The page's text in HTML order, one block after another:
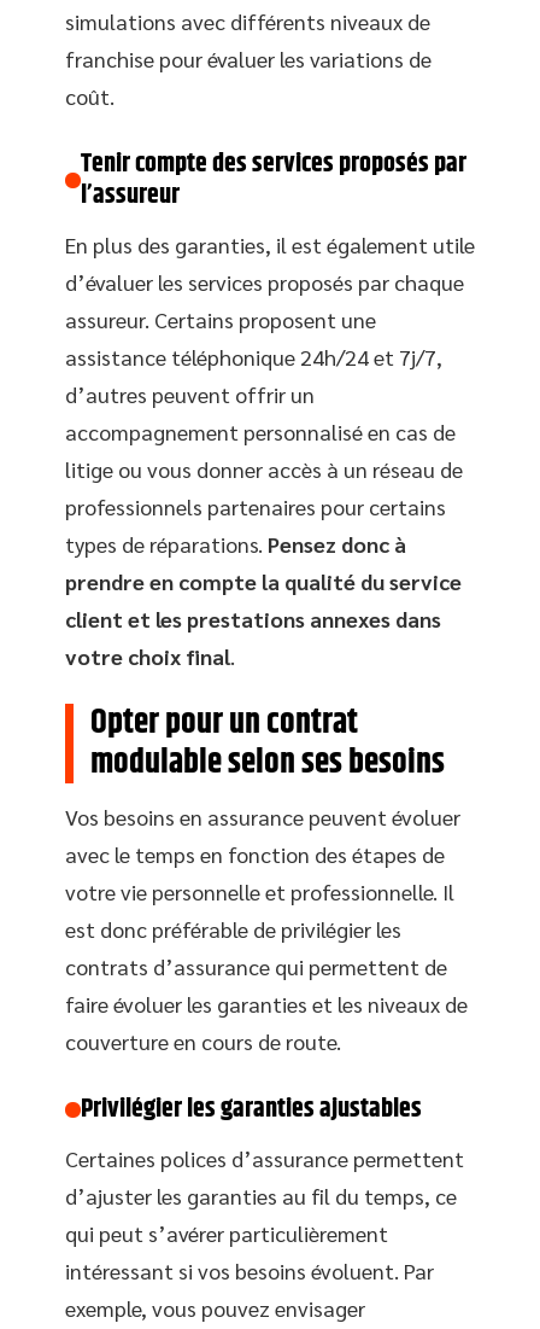
simulations avec différents niveaux de
franchise pour évaluer les variations de
coût.
Tenir compte des services proposés par
l’assureur
En plus des garanties, il est également utile
d’évaluer les services proposés par chaque
assureur. Certains proposent une
assistance téléphonique 24h/24 et 7j/7,
d’autres peuvent offrir un
accompagnement personnalisé en cas de
litige ou vous donner accès à un réseau de
professionnels partenaires pour certains
types de réparations. Pensez donc à
prendre en compte la qualité du service
client et les prestations annexes dans
votre choix final.
Opter pour un contrat
modulable selon ses besoins
Vos besoins en assurance peuvent évoluer
avec le temps en fonction des étapes de
votre vie personnelle et professionnelle. Il
est donc préférable de privilégier les
contrats d’assurance qui permettent de
faire évoluer les garanties et les niveaux de
couverture en cours de route.
Privilégier les garanties ajustables
Certaines polices d’assurance permettent
d’ajuster les garanties au fil du temps, ce
qui peut s’avérer particulièrement
intéressant si vos besoins évoluent. Par
exemple, vous pouvez envisager